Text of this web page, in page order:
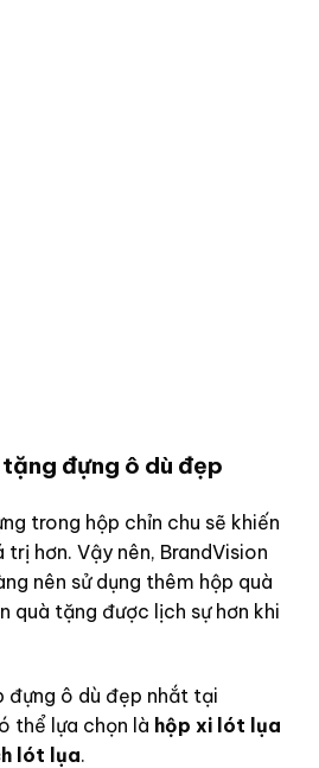
đựng ô dù đẹp
trong hộp chỉn chu sẽ khiến
hơn. Vậy nên, BrandVision
nên sử dụng thêm hộp quà
quà tặng được lịch sự hơn khi
đựng ô dù đẹp nhắt tại
thể lựa chọn là hộp xi lót lụa
lót lụa.